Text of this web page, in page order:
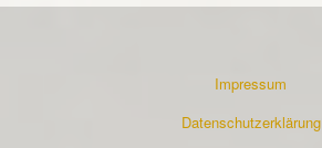
Impressum
Datenschutzerklärung